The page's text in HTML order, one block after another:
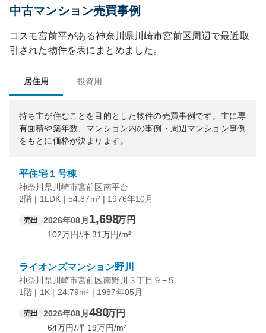
中古マンション売買事例
コスモ宮前平がある神奈川県 川崎市宮前区周辺で最近取
引された物件を表にまとめました。
居住用 投資用
持ち主が住むことを目的とした物件の売買事例です。 主に専
有面積や築年数、マンション内の事例・周辺マンション事例
をもとに価格が決まります。
平住宅１号棟
神奈川県川崎市宮前区南平台
2階 | 1LDK | 54.87m² | 1976年10月
売出 2026年08月 1,698万円
102万円/坪 31 万円/m²
ライオンズマンション野川
神奈川県川崎市宮前区南野川３丁目９−５
1階 | 1K | 24.79m² | 1987年05月
売出 2026年08月 480万円
64万円/坪 19万円/m²